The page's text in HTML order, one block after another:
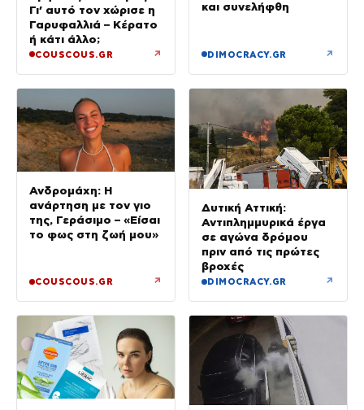
Γι’ αυτό τον χώρισε η
Γαρυφαλλιά – Κέρατο
ή κάτι άλλο;
COUSCOUS.GR ↗
και συνελήφθη
DIMOCRACY.GR ↗
Ανδρομάχη: Η
ανάρτηση με τον γιο
της, Γεράσιμο – «Είσαι
το φως στη ζωή μου»
COUSCOUS.GR ↗
Δυτική Αττική:
Αντιπλημμυρικά έργα
σε αγώνα δρόμου
πριν από τις πρώτες
βροχές
DIMOCRACY.GR ↗